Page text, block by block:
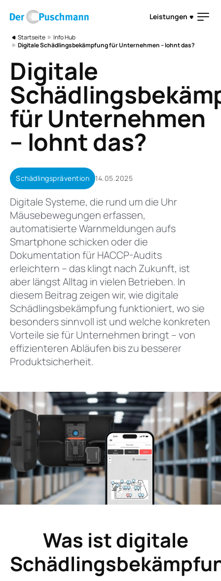
Leistungen
Pfadnavigation
Startseite
Info Hub
Digitale Schädlingsbekämpfung für Unternehmen – lohnt das?
Digitale
für Unternehmen
– lohnt das?
Schädlingsprävention 14.05.2025
Digitale Systeme, die rund um die Uhr
Mäusebewegungen erfassen,
automatisierte Warnmeldungen aufs
Smartphone schicken oder die
Dokumentation für HACCP-Audits
erleichtern – das klingt nach Zukunft, ist
aber längst Alltag in vielen Betrieben. In
diesem Beitrag zeigen wir, wie digitale
Schädlingsbekämpfung funktioniert, wo sie
besonders sinnvoll ist und welche konkreten
Vorteile sie für Unternehmen bringt – von
effizienteren Abläufen bis zu besserer
Produktsicherheit.
Was ist digitale